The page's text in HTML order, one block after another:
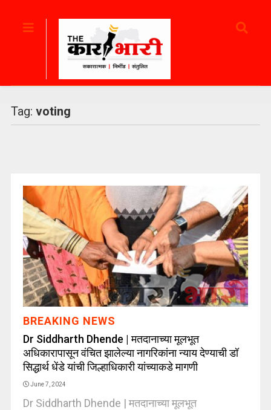
Tag: voting
BREAKING NEWS
Dr Siddharth Dhende | मतदानाच्या मूलभूत
अधिकारापासून वंचित झालेल्या नागरिकांना न्याय देण्याची डॉ
सिद्धार्थ धेंडे यांची जिल्हाधिकारी यांच्याकडे मागणी
June 7, 2024
Dr Siddharth Dhende | मतदानाच्या मूलभूत